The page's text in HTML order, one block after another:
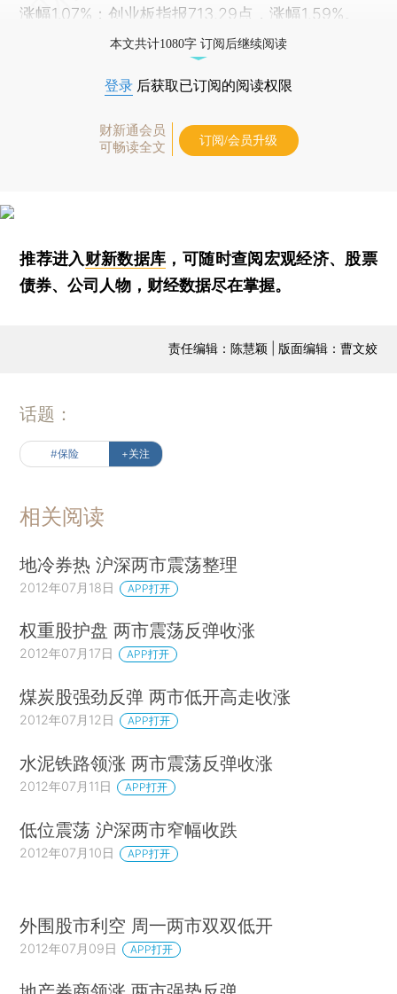
涨幅1.07%； 创业板指报713.29点，涨幅1.59%。
本文共计1080字 订阅后继续阅读
登录 后获取已订阅的阅读权限
财新通会员
可畅读全文
订阅/会员升级
推荐进入财新数据库 ，可随时查阅宏观经济、股票
债券、公司人物，财经数据尽在掌握。
责任编辑：陈慧颖 | 版面编辑：曹文姣
话题：
#保险 +关注
相关阅读
地冷券热 沪深两市震荡整理
2012年07月18日 APP打开
权重股护盘 两市震荡反弹收涨
2012年07月17日 APP打开
煤炭股强劲反弹 两市低开高走收涨
2012年07月12日 APP打开
水泥铁路领涨 两市震荡反弹收涨
2012年07月11日 APP打开
低位震荡 沪深两市窄幅收跌
2012年07月10日 APP打开
外围股市利空 周一两市双双低开
2012年07月09日 APP打开